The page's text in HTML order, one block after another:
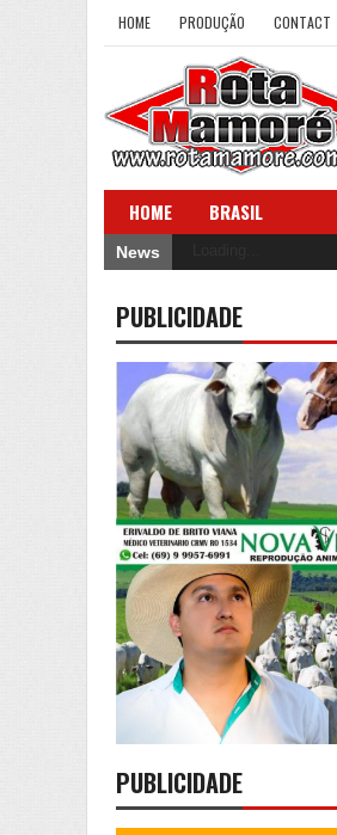
HOME PRODUÇÃO CONTACT
HOME BRASIL
News
PUBLICIDADE
PUBLICIDADE